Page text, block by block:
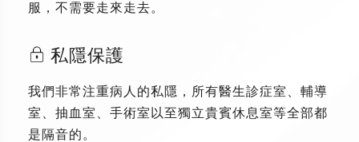
服，不需要走來走去。
私隱保護
我們非常注重病人的私隱，所有醫生診症室、輔導
室、抽血室、手術室以至獨立貴賓休息室等全部都
是隔音的。